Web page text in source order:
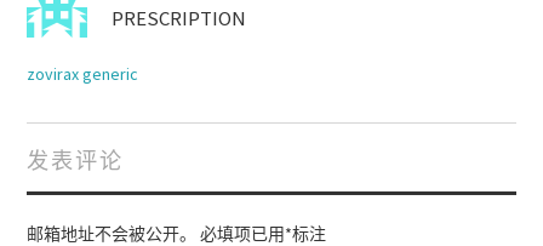
PRESCRIPTION
zovirax generic
发表评论
邮箱地址不会被公开。 必填项已用*标注